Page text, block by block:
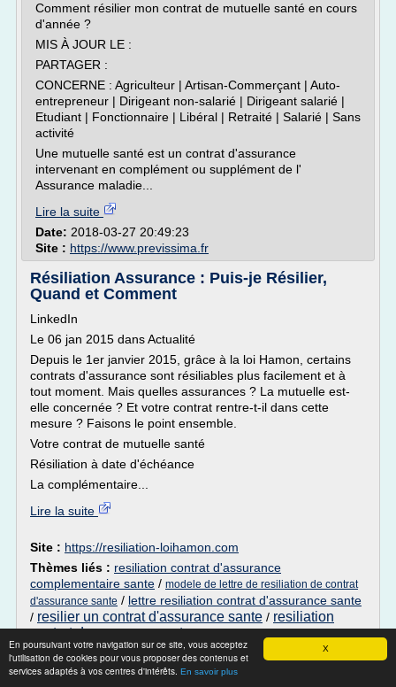
X
En poursuivant votre navigation sur ce site, vous acceptez
l'utilisation de cookies pour vous proposer des contenus et
services adaptés à vos centres d'intérêts. En savoir plus
Comment résilier mon contrat de mutuelle santé en cours
d'année ?
MIS À JOUR LE :
PARTAGER :
CONCERNE : Agriculteur | Artisan-Commerçant | Auto-
entrepreneur | Dirigeant non-salarié | Dirigeant salarié |
Etudiant | Fonctionnaire | Libéral | Retraité | Salarié | Sans
activité
Une mutuelle santé est un contrat d'assurance
intervenant en complément ou supplément de l'
Assurance maladie...
Lire la suite
Date: 2018-03-27 20:49:23
Site : https://www.previssima.fr
Résiliation Assurance : Puis-je Résilier,
Quand et Comment
LinkedIn
Le 06 jan 2015 dans Actualité
Depuis le 1er janvier 2015, grâce à la loi Hamon, certains
contrats d'assurance sont résiliables plus facilement et à
tout moment. Mais quelles assurances ? La mutuelle est-
elle concernée ? Et votre contrat rentre-t-il dans cette
mesure ? Faisons le point ensemble.
Votre contrat de mutuelle santé
Résiliation à date d'échéance
La complémentaire...
Lire la suite
Site : https://resiliation-loihamon.com
Thèmes liés : resiliation contrat d'assurance
complementaire sante / modele de lettre de resiliation de contrat
d'assurance sante / lettre resiliation contrat d'assurance sante
/ resilier un contrat d'assurance sante / resiliation
contrat d assurance sante
Résilier une mutuelle, droits et démarches
- Navi Mutuelle